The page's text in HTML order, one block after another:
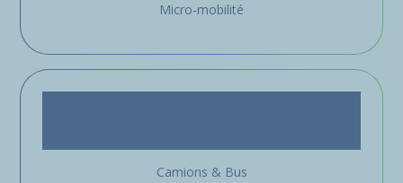
Micro-mobilité
Camions & Bus